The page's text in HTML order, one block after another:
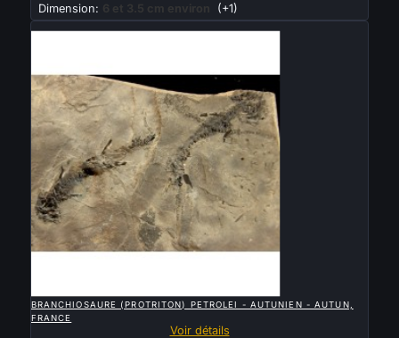
Dimension:
6 et 3.5 cm environ (+1)
Vendu
BRANCHIOSAURE (PROTRITON) PETROLEI - AUTUNIEN - AUTUN,
FRANCE
Voir détails